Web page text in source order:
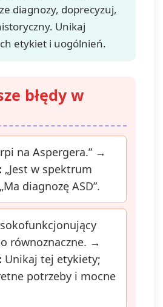
wniesienia
do organu
diagnozy, doprecyzuj,
Unikaj
etykiet i uogólnień.
błędy w
na Aspergera.” →
„Jest w spektrum
diagnozę ASD”.
równoznaczne. →
Unikaj tej etykiety;
potrzeby i mocne